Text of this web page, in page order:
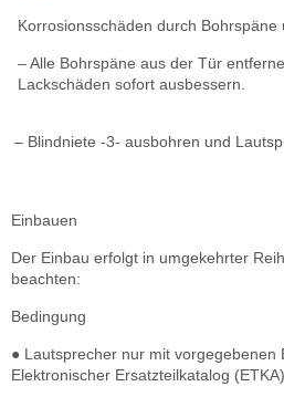
Korrosionsschäden durch Bohrspäne
– Alle Bohrspäne aus der Tür
Lackschäden sofort ausbessern.
– Blindniete -3- ausbohren und
Einbauen
Der Einbau erfolgt in umgekehrter
beachten:
Bedingung
● Lautsprecher nur mit
Elektronischer Ersatzteilkatalog (ETKA).